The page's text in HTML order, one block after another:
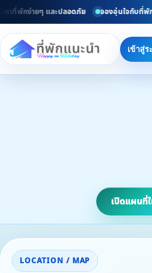
ที่พักง่ายๆ และปลอดภัย จองอุ่นใจกับที่พัก
เข้าสู่ร
เปิดแผนที่
LOCATION / MAP